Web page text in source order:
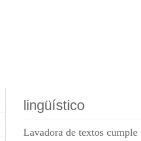
lingüístico
Lavadora de textos